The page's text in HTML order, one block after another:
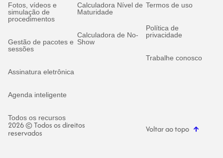
Fotos, vídeos e
simulação de
procedimentos
Gestão de pacotes e
sessões
Assinatura eletrônica
Agenda inteligente
Todos os recursos
Calculadora Nível de
Maturidade
Calculadora de No-
Show
Termos de uso
Política de
privacidade
Trabalhe conosco
2026 © Todos os direitos
reservados Voltar ao topo